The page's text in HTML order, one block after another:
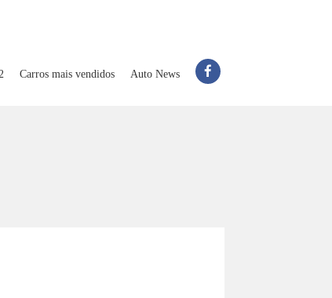
Carros mais vendidos Auto News